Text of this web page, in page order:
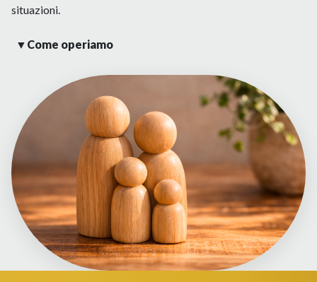
Creazione di un database di organizzazioni che si
occupano del tema della salute mentale in linea con la
(sempre con coinvolgimento del comitato scientifico).
situazioni.
▼ Come operiamo
tutto il territorio italiano, individuabili attraverso il database
che verrà messo a disposizione dalla Fondazione Vecchioni
darà modo alle famiglie che patiscono situazione di difficoltà
a causa di un familiare che convive con la malattia mentale, di
poter rivolgersi a strutture selezionate.
Qui potranno trovare accoglienza, ascolto e una scelta di
soluzioni adatta alle diverse situazioni. La Fondazione
Vecchioni lavorerà per un Paese dove parlando di salute
mentale, nessuna persona si senta definita dalla diagnosi e in
cui famiglie e comunità siano parte della cura.